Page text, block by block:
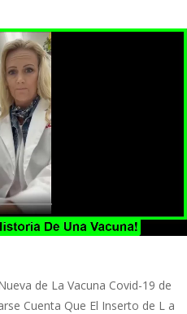
de La Vacuna Covid-19 de
Cuenta Que El Inserto de L a